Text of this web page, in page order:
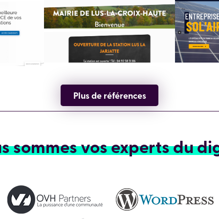
Plus de références
sommes vos experts du